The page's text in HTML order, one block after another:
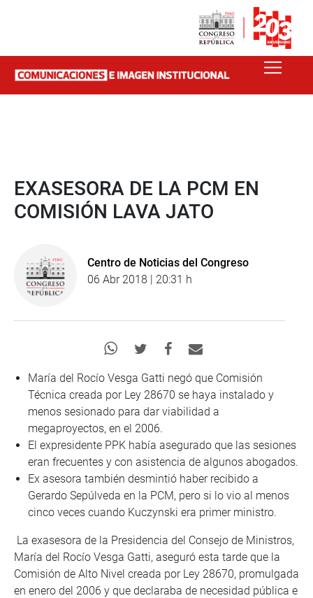
EXASESORA DE LA PCM EN
COMISIÓN LAVA JATO
Centro de Noticias del Congreso
06 Abr 2018 | 20:31 h
María del Rocío Vesga Gatti negó que Comisión
Técnica creada por Ley 28670 se haya instalado y
menos sesionado para dar viabilidad a
megaproyectos, en el 2006.
El expresidente PPK había asegurado que las sesiones
eran frecuentes y con asistencia de algunos abogados.
Ex asesora también desmintió haber recibido a
Gerardo Sepúlveda en la PCM, pero si lo vio al menos
cinco veces cuando Kuczynski era primer ministro.
La exasesora de la Presidencia del Consejo de Ministros,
María del Rocío Vesga Gatti, aseguró esta tarde que la
Comisión de Alto Nivel creada por Ley 28670, promulgada
en enero del 2006 y que declaraba de necesidad pública e